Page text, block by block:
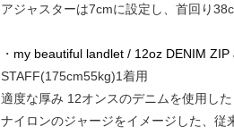
アジャスターは7cmに設定し、首回り
・ my beautiful landlet / 12oz DENIM ZIP
STAFF(175cm55kg)1着用
適度な厚み 12オンスのデニムを使用し
ナイロンのジャージをイメージした、従